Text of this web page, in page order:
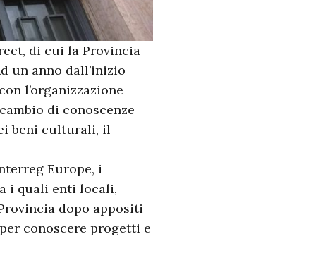
di cui la Provincia
un anno dall’inizio
l’organizzazione
di conoscenze
beni culturali, il
Europe, i
i quali enti locali,
dopo appositi
conoscere progetti e